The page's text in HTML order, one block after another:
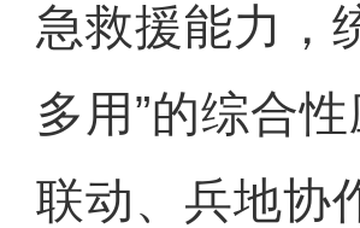
急救援能力，
多用”的综合
联动、兵地协